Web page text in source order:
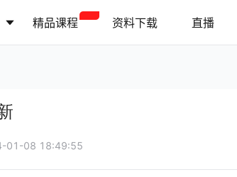
网站运营
精品课程 资料下载 直播
01-08 18:49:55